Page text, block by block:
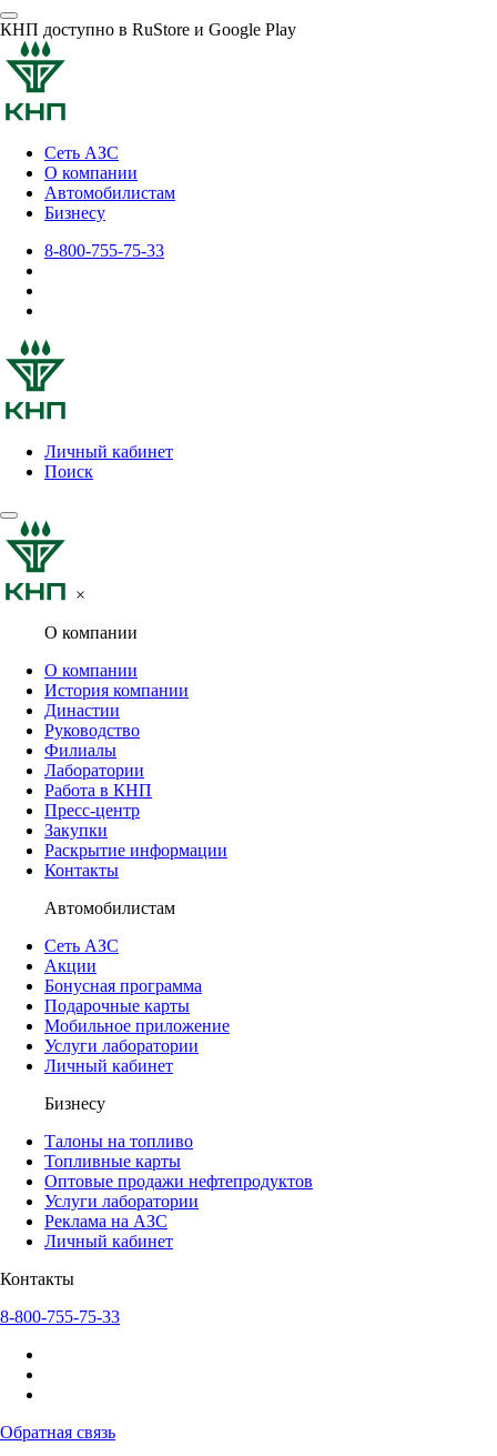
КНП доступно в RuStore и Google Play
Сеть АЗС
О компании
Автомобилистам
Бизнесу
8-800-755-75-33
Личный кабинет
Поиск
×
О компании
О компании
История компании
Династии
Руководство
Филиалы
Лаборатории
Работа в КНП
Пресс-центр
Закупки
Раскрытие информации
Контакты
Автомобилистам
Сеть АЗС
Акции
Бонусная программа
Подарочные карты
Мобильное приложение
Услуги лаборатории
Личный кабинет
Бизнесу
Талоны на топливо
Топливные карты
Оптовые продажи нефтепродуктов
Услуги лаборатории
Реклама на АЗС
Личный кабинет
Контакты
8-800-755-75-33
Обратная связь